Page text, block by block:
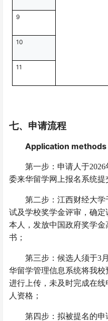
9
10
11
七、申请流程
Application methods
第一步：申请人于2026
委来华留学网上报名系统提
第二步：江西财经大学
试及学校奖学金评审，确
本人，发放中国政府奖学
书；
第三步：候选人须于3月
华留学管理信息系统将我
进行上传，未及时完成在
人资格；
第四步：拟被提名的